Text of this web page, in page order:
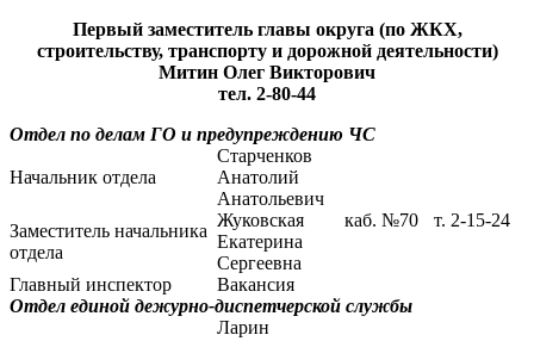
Первый заместитель главы округа (по ЖКХ,
строительству, транспорту и дорожной деятельности)
Митин Олег Викторович
тел. 2-80-44
Отдел по делам ГО и предупреждению ЧС
Начальник отдела
Старченков
Анатолий
Анатольевич
каб. №70
т. 2-15-24
Заместитель начальника
отдела
Жуковская
Екатерина
Сергеевна
Главный инспектор
Вакансия
Отдел единой дежурно-диспетчерской службы
Ларин